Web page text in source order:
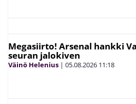
Megasiirto! Arsenal hankki
seuran jalokiven
Väinö Helenius | 05.08.2026 11:18